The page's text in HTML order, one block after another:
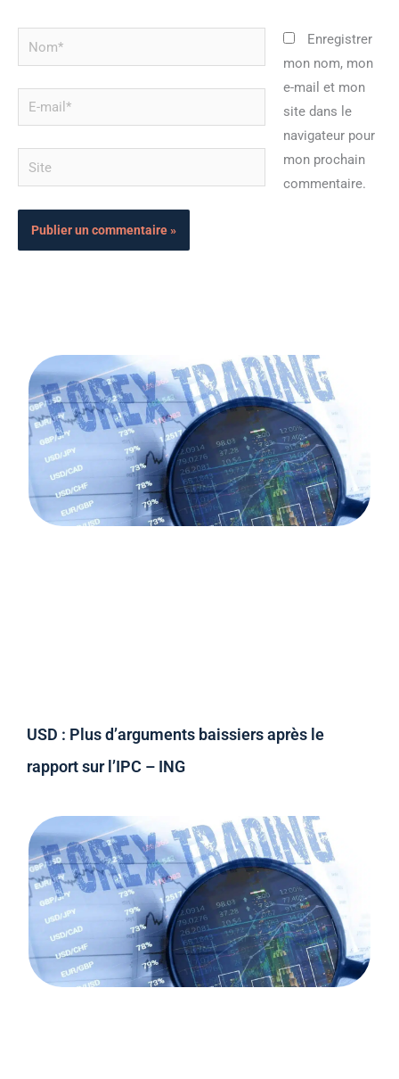
Nom*
mail*
Site
Enregistrer
mon nom, mon
e-mail et mon
site dans le
navigateur pour
mon prochain
commentaire.
USD : Plus d’arguments baissiers après le
rapport sur l’IPC – ING